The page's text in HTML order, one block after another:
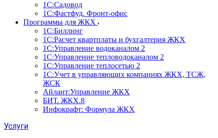
1С:Садовод
1С:Фастфуд. Фронт-офис
Программы для ЖКХ
1С:Биллинг
1С:Расчет квартплаты и бухгалтерия ЖКХ
1С:Управление водоканалом 2
1С:Управление тепловодоканалом 2
1С:Управление теплосетью 2
1С:Учет в управляющих компаниях ЖКХ, ТСЖ,
ЖСК
Айлант:Управление ЖКХ
БИТ. ЖКХ.8
Инфокрафт: Формула ЖКХ
Услуги